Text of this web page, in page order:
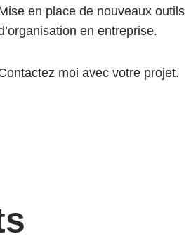
en place de nouveaux outils
en entreprise.
moi avec votre projet.